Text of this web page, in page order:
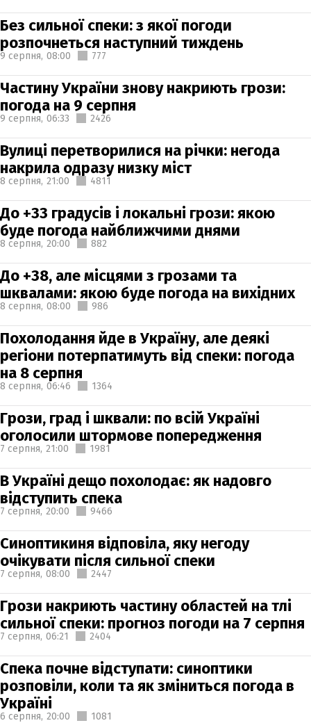
Без сильної спеки: з якої погоди
розпочнеться наступний тиждень
9 серпня, 08:00 777
Частину України знову накриють грози:
погода на 9 серпня
9 серпня, 06:33 2426
Вулиці перетворилися на річки: негода
накрила одразу низку міст
8 серпня, 21:00 4811
До +33 градусів і локальні грози: якою
буде погода найближчими днями
8 серпня, 20:00 882
До +38, але місцями з грозами та
шквалами: якою буде погода на вихідних
8 серпня, 08:00 986
Похолодання йде в Україну, але деякі
регіони потерпатимуть від спеки: погода
на 8 серпня
8 серпня, 06:46 1364
Грози, град і шквали: по всій Україні
оголосили штормове попередження
7 серпня, 21:00 1981
В Україні дещо похолодає: як надовго
відступить спека
7 серпня, 20:00 9466
Синоптикиня відповіла, яку негоду
очікувати після сильної спеки
7 серпня, 08:00 2447
Грози накриють частину областей на тлі
сильної спеки: прогноз погоди на 7 серпня
7 серпня, 06:21 2404
Спека почне відступати: синоптики
розповіли, коли та як зміниться погода в
Україні
6 серпня, 20:00 1081